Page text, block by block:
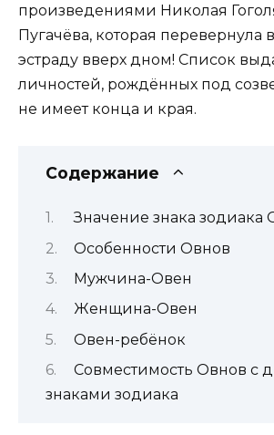
произведениями Николая
Пугачёва, которая перевернула
эстраду вверх дном! Список
личностей, рождённых под
не имеет конца и края.
Содержание
Значение знака зодиака
Особенности Овнов
Мужчина-Овен
Женщина-Овен
Овен-ребёнок
Совместимость Овнов с
знаками зодиака